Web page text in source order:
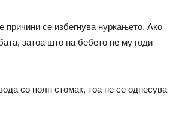
се избегнува нуркањето. Ако
затоа што на бебето не му годи
со полн стомак, тоа не се однесува